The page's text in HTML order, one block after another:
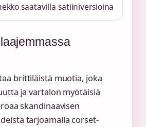
saatavilla satiiniversioina
brittiläistä muotia, joka
ja vartalon myötäisiä
skandinaavisen
tarjoamalla corset-